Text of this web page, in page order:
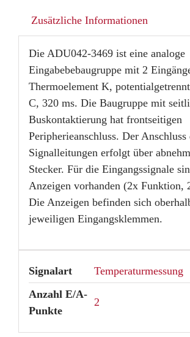
Zusätzliche Informationen
Die ADU042-3469 ist eine analoge
Eingabebebaugruppe mit 2
Thermoelement K,
C, 320 ms. Die Baugruppe mit
Buskontaktierung hat frontseitigen
Peripherieanschluss. Der Anschluss
Signalleitungen erfolgt über
Stecker. Für die Eingangssignale
Anzeigen vorhanden (2x Funktion,
Die Anzeigen befinden sich
jeweiligen Eingangsklemmen.
Signalart
Temperaturmessung
Anzahl E/A-
Punkte
2